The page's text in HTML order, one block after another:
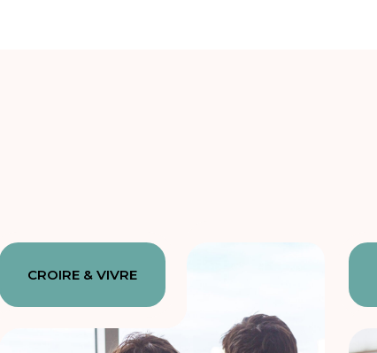
CROIRE & VIVRE